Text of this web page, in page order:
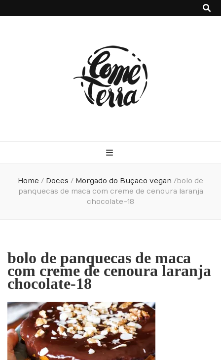
Home / Doces / Morgado do Buçaco vegan /bolo de
panquecas de maca com creme de cenoura laranja
chocolate-18
bolo de panquecas de maca
com creme de cenoura laranja
chocolate-18